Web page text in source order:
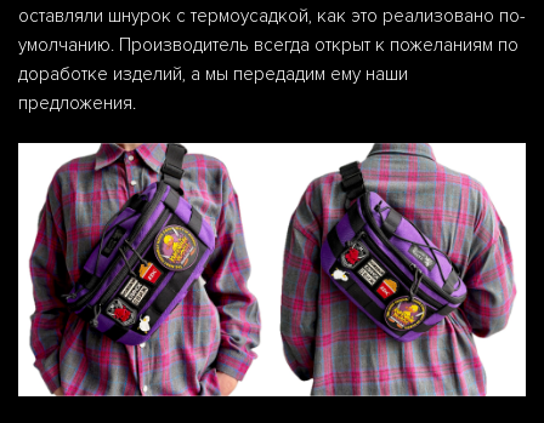
оставляли шнурок с термоусадкой, как это реализовано по-
умолчанию. Производитель всегда открыт к пожеланиям по
доработке изделий, а мы передадим ему наши
предложения.